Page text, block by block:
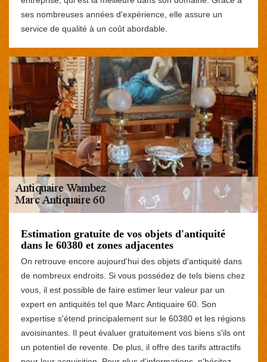
ses nombreuses années d'expérience, elle assure un
service de qualité à un coût abordable.
Estimation gratuite de vos objets d'antiquité
dans le 60380 et zones adjacentes
On retrouve encore aujourd'hui des objets d'antiquité dans
de nombreux endroits. Si vous possédez de tels biens chez
vous, il est possible de faire estimer leur valeur par un
expert en antiquités tel que Marc Antiquaire 60. Son
expertise s'étend principalement sur le 60380 et les régions
avoisinantes. Il peut évaluer gratuitement vos biens s'ils ont
un potentiel de revente. De plus, il offre des tarifs attractifs